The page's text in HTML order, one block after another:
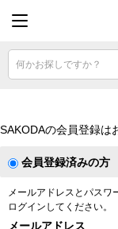
何かお探しですか？
SAKODAの会員登録は
会員登録済みの方
メールアドレスとパスワ
ログインしてください。
メールアドレス